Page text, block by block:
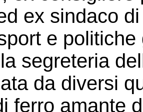
ex sindaco
e
segreteria
da diversi
ferro amante